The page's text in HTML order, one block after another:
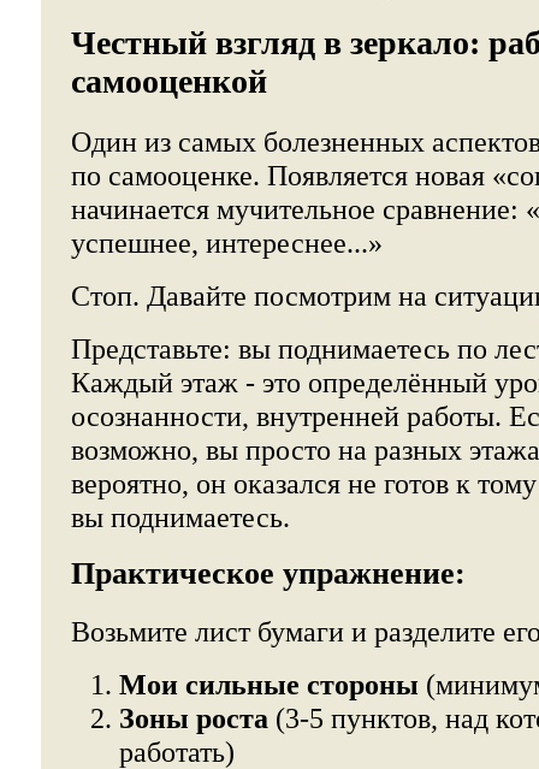
Честный взгляд в зеркало:
самооценкой
Один из самых болезненных
по самооценке. Появляется новая
начинается мучительное сравнение:
успешнее, интереснее...»
Стоп. Давайте посмотрим на
Представьте: вы поднимаетесь по
Каждый этаж - это определённый
осознанности, внутренней работы.
возможно, вы просто на разных
вероятно, он оказался не готов к
вы поднимаетесь.
Практическое упражнение:
Возьмите лист бумаги и разделите
Мои сильные стороны
Зоны роста (3-5 пунктов, над
работать)